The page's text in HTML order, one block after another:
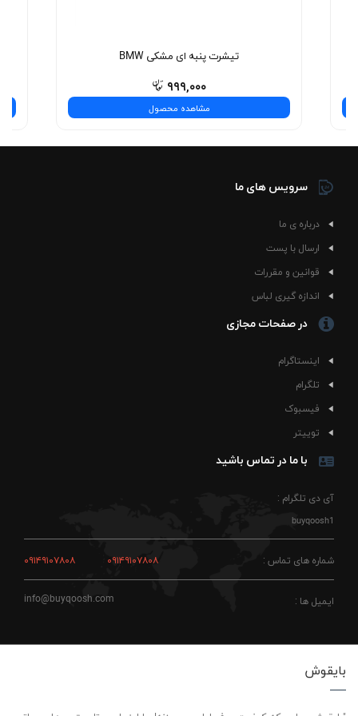
تیشرت پنبه ای مشکی BMW
۹۹۹,۰۰۰
مشاهده محصول
سرویس های ما
درباره ی ما
ارسال با پست
قوانین و مقررات
اندازه گیری لباس
در صفحات مجازی
اینستاگرام
تلگرام
فیسبوک
توییتر
با ما در تماس باشید
آی دی تلگرام :
buyqoosh1
شماره های تماس : ۰۹۱۴۹۱۰۷۸۰۸ ۰۹۱۴۹۱۰۷۸۰۸
ایمیل ها : info@buyqoosh.com
بایقوش